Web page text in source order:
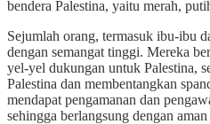
bendera Palestina, yaitu merah,
Sejumlah orang, termasuk ibu-ibu
dengan semangat tinggi. Mereka
yel-yel dukungan untuk Palestina,
Palestina dan membentangkan
mendapat pengamanan dan
sehingga berlangsung dengan